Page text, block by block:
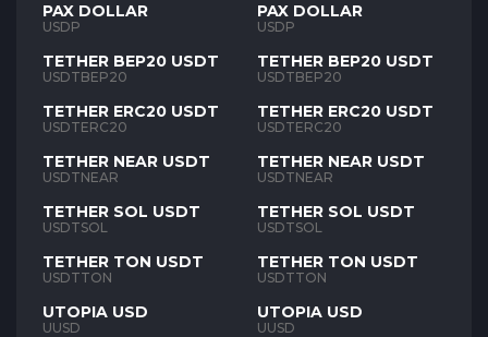
PAX DOLLAR
USDP
TETHER BEP20 USDT
USDTBEP20
TETHER ERC20 USDT
USDTERC20
TETHER NEAR USDT
USDTNEAR
TETHER SOL USDT
USDTSOL
TETHER TON USDT
USDTTON
UTOPIA USD
UUSD
PAX DOLLAR
USDP
TETHER BEP20 USDT
USDTBEP20
TETHER ERC20 USDT
USDTERC20
TETHER NEAR USDT
USDTNEAR
TETHER SOL USDT
USDTSOL
TETHER TON USDT
USDTTON
UTOPIA USD
UUSD